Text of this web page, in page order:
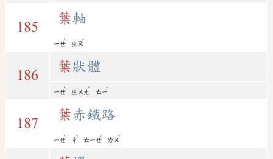
185
葉軸
ㄧㄝ
ˋ
ㄓㄡ
ˊ
186
葉狀體
ㄧㄝ
ˋ
ㄓㄨㄤ
ˋ
ㄊㄧ
ˇ
187
葉 赤鐵路
ㄧㄝ
ˋ
ㄔ
ˋ
ㄊㄧㄝ
ˇ
ㄌㄨ
ˋ